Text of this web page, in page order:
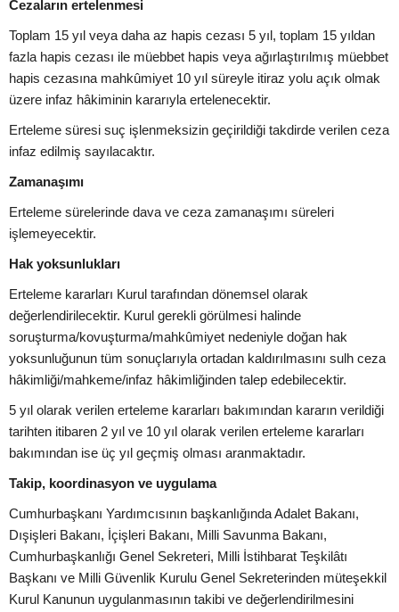
Cezaların ertelenmesi
Toplam 15 yıl veya daha az hapis cezası 5 yıl, toplam 15 yıldan
fazla hapis cezası ile müebbet hapis veya ağırlaştırılmış müebbet
hapis cezasına mahkûmiyet 10 yıl süreyle itiraz yolu açık olmak
üzere infaz hâkiminin kararıyla ertelenecektir.
Erteleme süresi suç işlenmeksizin geçirildiği takdirde verilen ceza
infaz edilmiş sayılacaktır.
Zamanaşımı
Erteleme sürelerinde dava ve ceza zamanaşımı süreleri
işlemeyecektir.
Hak yoksunlukları
Erteleme kararları Kurul tarafından dönemsel olarak
değerlendirilecektir. Kurul gerekli görülmesi halinde
soruşturma/kovuşturma/mahkûmiyet nedeniyle doğan hak
yoksunluğunun tüm sonuçlarıyla ortadan kaldırılmasını sulh ceza
hâkimliği/mahkeme/infaz hâkimliğinden talep edebilecektir.
5 yıl olarak verilen erteleme kararları bakımından kararın verildiği
tarihten itibaren 2 yıl ve 10 yıl olarak verilen erteleme kararları
bakımından ise üç yıl geçmiş olması aranmaktadır.
Takip, koordinasyon ve uygulama
Cumhurbaşkanı Yardımcısının başkanlığında Adalet Bakanı,
Dışişleri Bakanı, İçişleri Bakanı, Milli Savunma Bakanı,
Cumhurbaşkanlığı Genel Sekreteri, Milli İstihbarat Teşkilâtı
Başkanı ve Milli Güvenlik Kurulu Genel Sekreterinden müteşekkil
Kurul Kanunun uygulanmasının takibi ve değerlendirilmesini